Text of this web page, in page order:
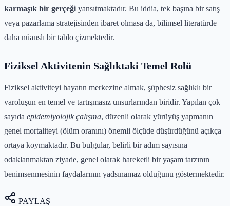
karmaşık bir gerçeği yansıtmaktadır. Bu iddia, tek başına bir satış
veya pazarlama stratejisinden ibaret olmasa da, bilimsel literatürde
daha nüanslı bir tablo çizmektedir.
Fiziksel Aktivitenin Sağlıktaki Temel Rolü
Fiziksel aktiviteyi hayatın merkezine almak, şüphesiz sağlıklı bir
varoluşun en temel ve tartışmasız unsurlarından biridir. Yapılan çok
sayıda epidemiyolojik çalışma, düzenli olarak yürüyüş yapmanın
genel mortaliteyi (ölüm oranını) önemli ölçüde düşürdüğünü açıkça
ortaya koymaktadır. Bu bulgular, belirli bir adım sayısına
odaklanmaktan ziyade, genel olarak hareketli bir yaşam tarzının
benimsenmesinin faydalarının yadsınamaz olduğunu göstermektedir.
PAYLAŞ